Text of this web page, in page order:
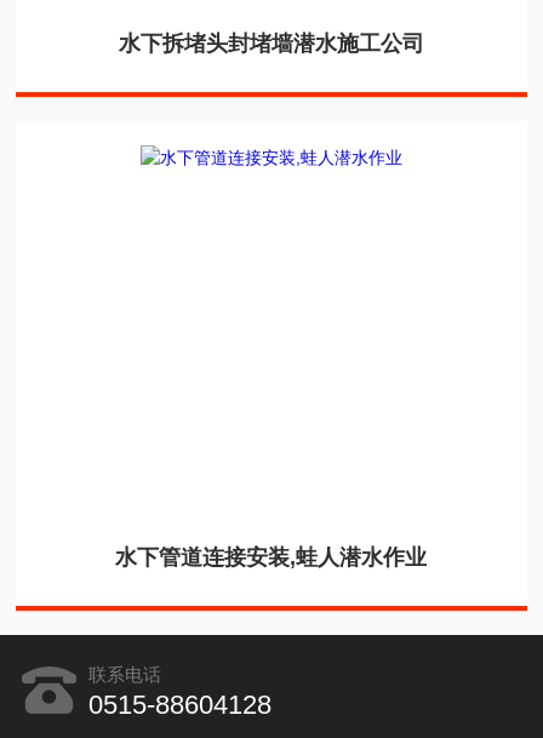
水下拆堵头封堵墙潜水施工公司
水下管道连接安装,蛙人潜水作业
联系电话
0515-88604128